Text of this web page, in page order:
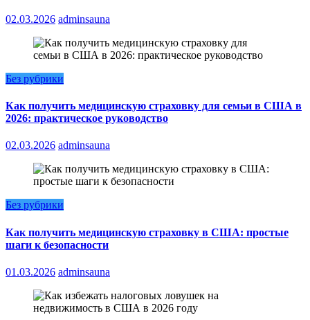
02.03.2026 adminsauna
Без рубрики
Как получить медицинскую страховку для семьи в США в
2026: практическое руководство
02.03.2026 adminsauna
Без рубрики
Как получить медицинскую страховку в США: простые
шаги к безопасности
01.03.2026 adminsauna